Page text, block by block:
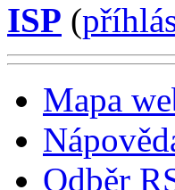
ISP (
Mapa
Odběr